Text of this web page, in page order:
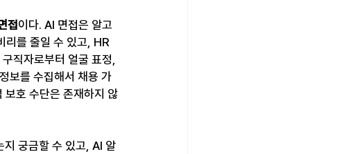
접이다. AI 면접은 알고
리를 줄일 수 있고, HR
직자로부터 얼굴 표정,
보를 수집해서 채용 가
보호 수단은 존재하지 않
지 궁금할 수 있고, AI 알